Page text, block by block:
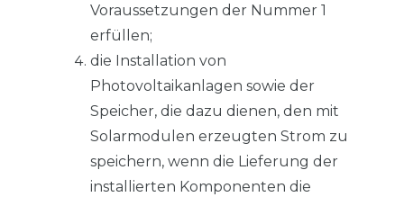
Voraussetzungen der Nummer 1
erfüllen;
die Installation von
Photovoltaikanlagen sowie der
Speicher, die dazu dienen, den mit
Solarmodulen erzeugten Strom zu
speichern, wenn die Lieferung der
installierten Komponenten die